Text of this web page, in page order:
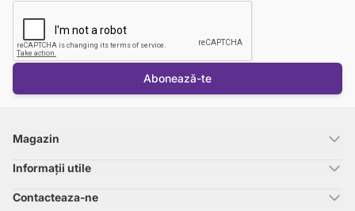
Abonează-te
Magazin
Informații utile
Contacteaza-ne